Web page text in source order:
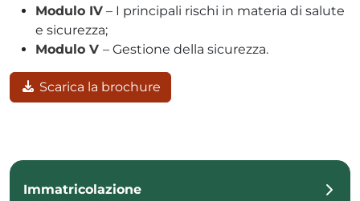
Modulo IV – I principali rischi in materia di salute
e sicurezza;
Modulo V – Gestione della sicurezza.
Scarica la brochure
Immatricolazione